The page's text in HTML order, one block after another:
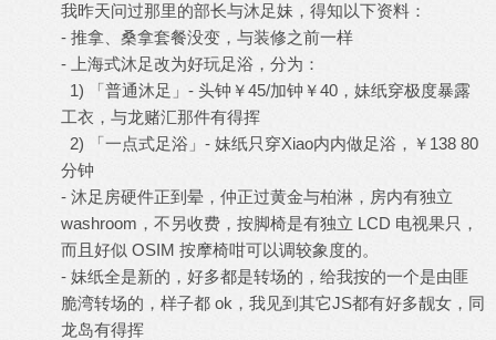
我昨天问过那里的部长与沐足妹，得知以下资料：
- 推拿、桑拿套餐没变，与装修之前一样
- 上海式沐足改为好玩足浴，分为：
1) 「普通沐足」- 头钟￥45/加钟￥40，妹纸穿极度暴露
工衣，与龙赌汇那件有得挥
2) 「一点式足浴」- 妹纸只穿Xiao内内做足浴，￥138 80
分钟
- 沐足房硬件正到晕，仲正过黄金与柏淋，房内有独立
washroom，不另收费，按脚椅是有独立 LCD 电视果只，
而且好似 OSIM 按摩椅咁可以调较象度的。
- 妹纸全是新的，好多都是转场的，给我按的一个是由匪
脆湾转场的，样子都 ok，我见到其它JS都有好多靓女，同
龙岛有得挥